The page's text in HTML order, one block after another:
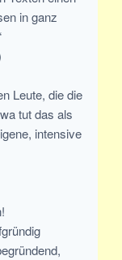
in ganz
Leute, die die
tut das als
intensive